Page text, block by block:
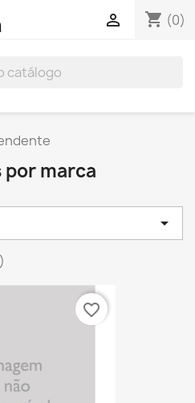
shopping_cart (0)

marca

favorite_border